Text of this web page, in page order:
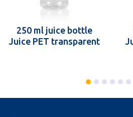
250 ml juice bottle
Juice PET transparent